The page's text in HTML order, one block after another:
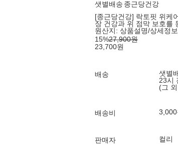
샛별배송 종근당건강
[종근당건강] 락토핏 위케
장 건강과 위 점막 보호를
원산지: 상품설명/상세정
15%27,900원
23,700원
배송
샛별
23시
(그
배송비
판매자 컬리